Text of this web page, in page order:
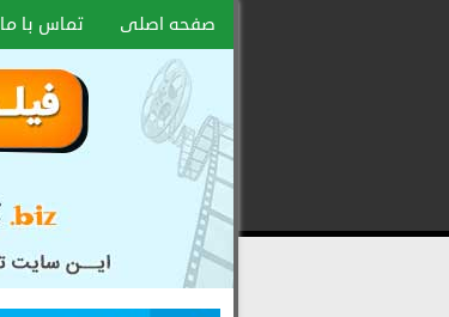
سریال
صفحه اصلی تماس با ما